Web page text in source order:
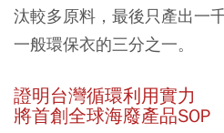
汰較多原料，最後只產出一
一般環保衣的三分之一。
證明台灣循環利用實力
將首創全球海廢產品SOP